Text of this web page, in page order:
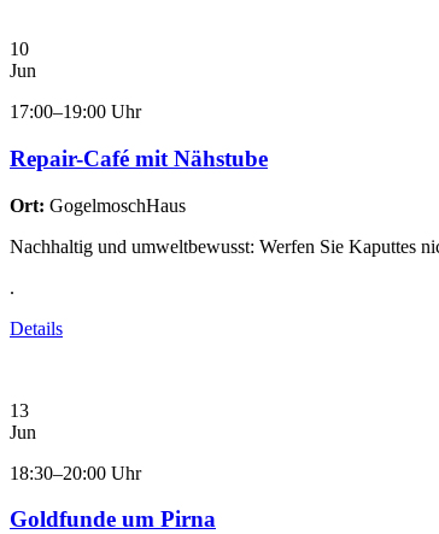
10
Jun
17:00–19:00 Uhr
Repair-Café mit Nähstube
Ort: GogelmoschHaus
Nachhaltig und umweltbewusst: Werfen Sie Kaputtes
.
Details
13
Jun
18:30–20:00 Uhr
Goldfunde um Pirna